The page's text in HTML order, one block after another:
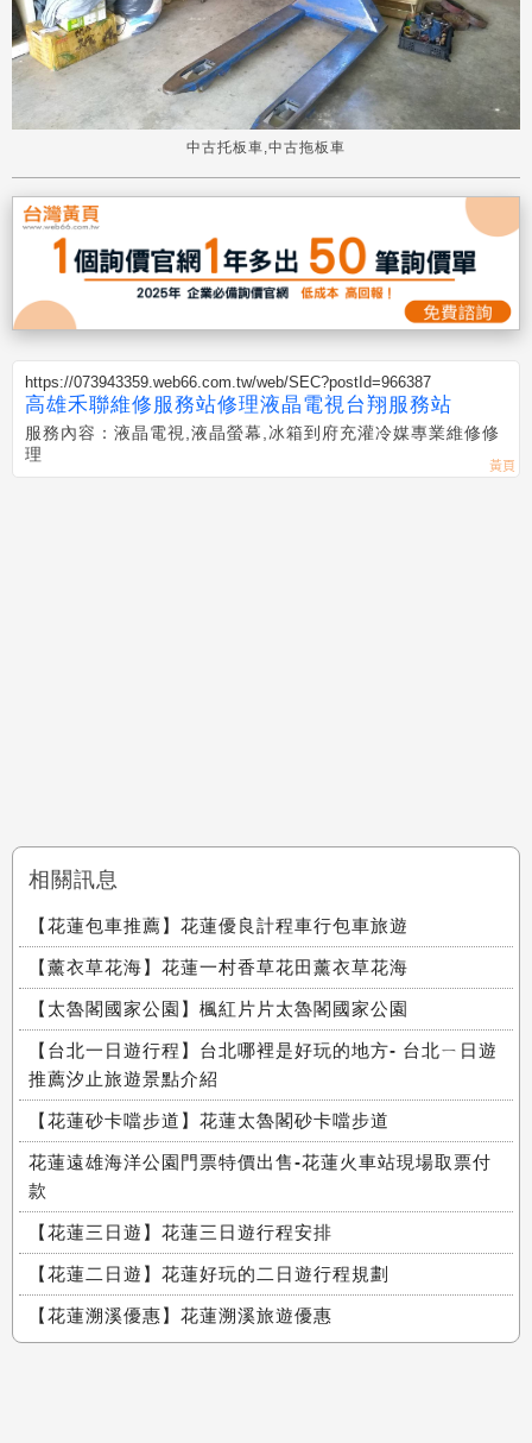
中古托板車,中古拖板車
https://073943359.web66.com.tw/web/SEC?postId=966387
高雄禾聯維修服務站修理液晶電視台翔服務站
服務內容：液晶電視,液晶螢幕,冰箱到府充灌冷媒專業維修修
理
相關訊息
【花蓮包車推薦】花蓮優良計程車行包車旅遊
【薰衣草花海】花蓮一村香草花田薰衣草花海
【太魯閣國家公園】楓紅片片太魯閣國家公園
【台北一日遊行程】台北哪裡是好玩的地方- 台北ㄧ日遊
推薦汐止旅遊景點介紹
【花蓮砂卡噹步道】花蓮太魯閣砂卡噹步道
花蓮遠雄海洋公園門票特價出售-花蓮火車站現場取票付
款
【花蓮三日遊】花蓮三日遊行程安排
【花蓮二日遊】花蓮好玩的二日遊行程規劃
【花蓮溯溪優惠】花蓮溯溪旅遊優惠